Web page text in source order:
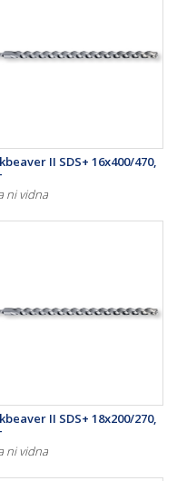
II SDS+ 16x400/470,
ni vidna
II SDS+ 18x200/270,
ni vidna